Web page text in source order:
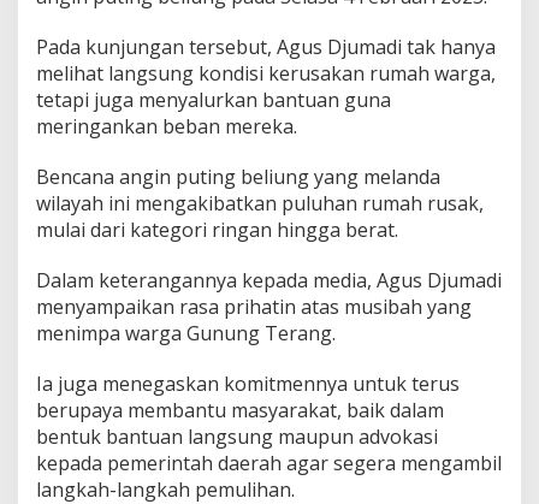
g
g
u
s
D
m
a
d
T
i
n
j
u
S
k
a
l
Pada kunjungan tersebut, Agus Djumadi tak hanya
melihat langsung kondisi kerusakan rumah warga,
tetapi juga menyalurkan bantuan guna
meringankan beban mereka.
Bencana angin puting beliung yang melanda
wilayah ini mengakibatkan puluhan rumah rusak,
mulai dari kategori ringan hingga berat.
Dalam keterangannya kepada media, Agus Djumadi
menyampaikan rasa prihatin atas musibah yang
menimpa warga Gunung Terang.
Ia juga menegaskan komitmennya untuk terus
berupaya membantu masyarakat, baik dalam
bentuk bantuan langsung maupun advokasi
kepada pemerintah daerah agar segera mengambil
langkah-langkah pemulihan.